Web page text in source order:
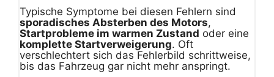
Typische Symptome bei diesen Fehlern sind
sporadisches Absterben des Motors,
Startprobleme im warmen Zustand oder eine
komplette Startverweigerung. Oft
verschlechtert sich das Fehlerbild schrittweise,
bis das Fahrzeug gar nicht mehr anspringt.